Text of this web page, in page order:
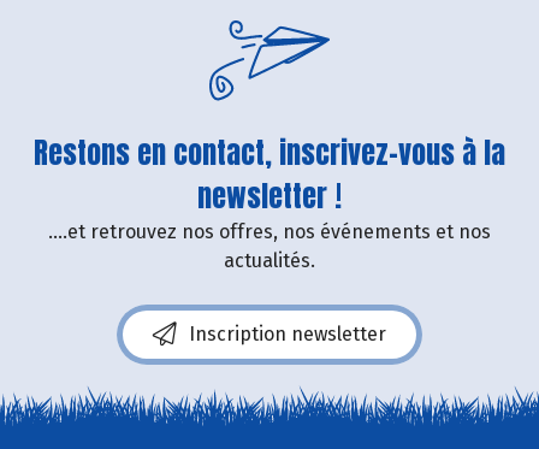
Restons en contact, inscrivez-vous à la
newsletter !
....et retrouvez nos offres, nos événements et nos
actualités.
Inscription newsletter